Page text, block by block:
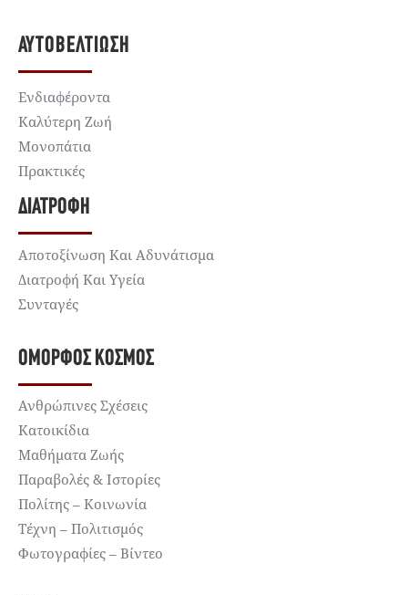
ΑΥΤΟΒΕΛΤΊΩΣΗ
Ενδιαφέροντα
Καλύτερη Ζωή
Μονοπάτια
Πρακτικές
ΔΙΑΤΡΟΦΉ
Αποτοξίνωση Και Αδυνάτισμα
Διατροφή Και Υγεία
Συνταγές
ΌΜΟΡΦΟΣ ΚΌΣΜΟΣ
Ανθρώπινες Σχέσεις
Κατοικίδια
Μαθήματα Ζωής
Παραβολές & Ιστορίες
Πολίτης – Κοινωνία
Τέχνη – Πολιτισμός
Φωτογραφίες – Βίντεο